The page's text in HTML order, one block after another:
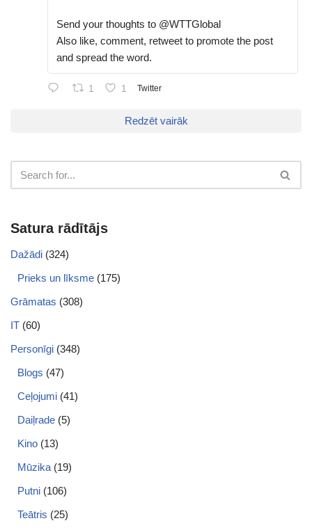
Send your thoughts to @WTTGlobal
Also like, comment, retweet to promote the post
and spread the word.
1 1 Twitter
Redzēt vairāk
Satura rādītājs
Dažādi (324)
Prieks un līksme (175)
Grāmatas (308)
IT (60)
Personīgi (348)
Blogs (47)
Ceļojumi (41)
Daiļrade (5)
Kino (13)
Mūzika (19)
Putni (106)
Teātris (25)